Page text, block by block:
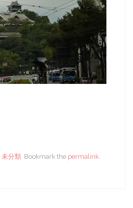
未分類. Bookmark the permalink.